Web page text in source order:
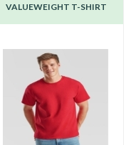
VALUEWEIGHT T-SHIRT